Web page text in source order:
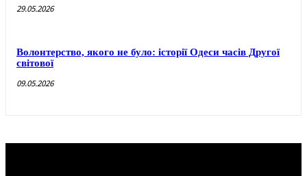
29.05.2026
Волонтерство, якого не було: історії Одеси часів Другої
світової
09.05.2026